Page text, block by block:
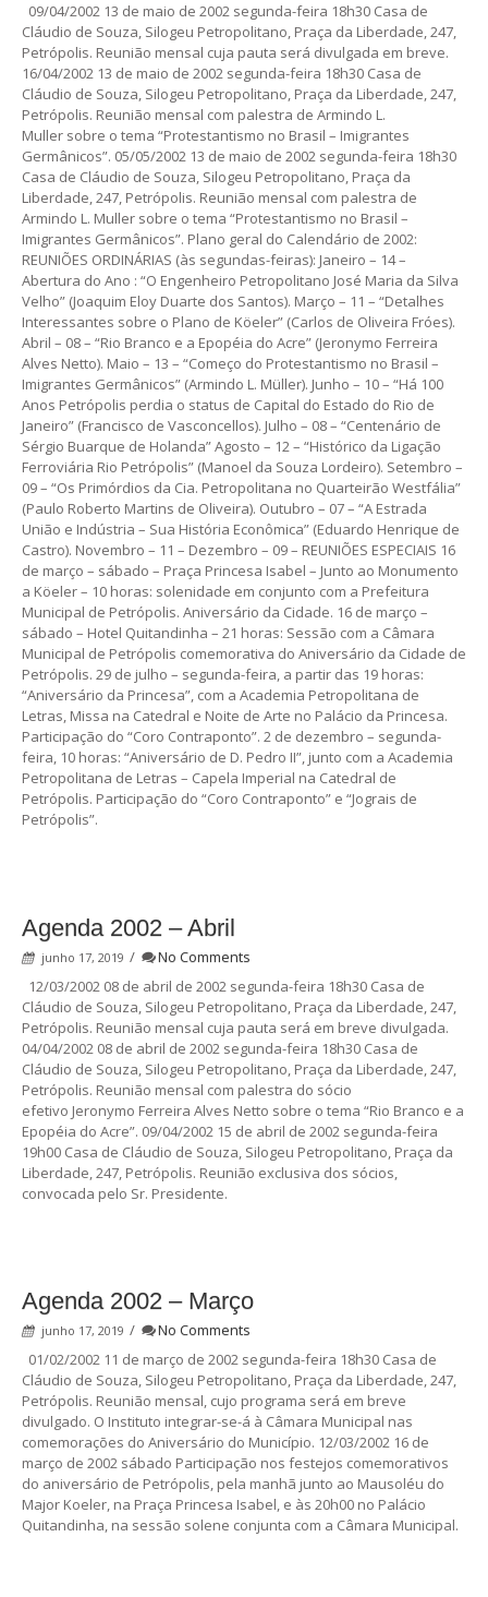
09/04/2002 13 de maio de 2002 segunda-feira 18h30 Casa de
Cláudio de Souza, Silogeu Petropolitano, Praça da Liberdade, 247,
Petrópolis. Reunião mensal cuja pauta será divulgada em breve.
16/04/2002 13 de maio de 2002 segunda-feira 18h30 Casa de
Cláudio de Souza, Silogeu Petropolitano, Praça da Liberdade, 247,
Petrópolis. Reunião mensal com palestra de Armindo L.
Muller sobre o tema “Protestantismo no Brasil – Imigrantes
Germânicos”. 05/05/2002 13 de maio de 2002 segunda-feira 18h30
Casa de Cláudio de Souza, Silogeu Petropolitano, Praça da
Liberdade, 247, Petrópolis. Reunião mensal com palestra de
Armindo L. Muller sobre o tema “Protestantismo no Brasil –
Imigrantes Germânicos”. Plano geral do Calendário de 2002:
REUNIÕES ORDINÁRIAS (às segundas-feiras): Janeiro – 14 –
Abertura do Ano : “O Engenheiro Petropolitano José Maria da Silva
Velho” (Joaquim Eloy Duarte dos Santos). Março – 11 – “Detalhes
Interessantes sobre o Plano de Köeler” (Carlos de Oliveira Fróes).
Abril – 08 – “Rio Branco e a Epopéia do Acre” (Jeronymo Ferreira
Alves Netto). Maio – 13 – “Começo do Protestantismo no Brasil –
Imigrantes Germânicos” (Armindo L. Müller). Junho – 10 – “Há 100
Anos Petrópolis perdia o status de Capital do Estado do Rio de
Janeiro” (Francisco de Vasconcellos). Julho – 08 – “Centenário de
Sérgio Buarque de Holanda” Agosto – 12 – “Histórico da Ligação
Ferroviária Rio Petrópolis” (Manoel da Souza Lordeiro). Setembro –
09 – “Os Primórdios da Cia. Petropolitana no Quarteirão Westfália”
(Paulo Roberto Martins de Oliveira). Outubro – 07 – “A Estrada
União e Indústria – Sua História Econômica” (Eduardo Henrique de
Castro). Novembro – 11 – Dezembro – 09 – REUNIÕES ESPECIAIS 16
de março – sábado – Praça Princesa Isabel – Junto ao Monumento
a Köeler – 10 horas: solenidade em conjunto com a Prefeitura
Municipal de Petrópolis. Aniversário da Cidade. 16 de março –
sábado – Hotel Quitandinha – 21 horas: Sessão com a Câmara
Municipal de Petrópolis comemorativa do Aniversário da Cidade de
Petrópolis. 29 de julho – segunda-feira, a partir das 19 horas:
“Aniversário da Princesa”, com a Academia Petropolitana de
Letras, Missa na Catedral e Noite de Arte no Palácio da Princesa.
Participação do “Coro Contraponto”. 2 de dezembro – segunda-
feira, 10 horas: “Aniversário de D. Pedro II”, junto com a Academia
Petropolitana de Letras – Capela Imperial na Catedral de
Petrópolis. Participação do “Coro Contraponto” e “Jograis de
Petrópolis”.
Agenda 2002 – Abril
junho 17, 2019 /
No Comments
12/03/2002 08 de abril de 2002 segunda-feira 18h30 Casa de
Cláudio de Souza, Silogeu Petropolitano, Praça da Liberdade, 247,
Petrópolis. Reunião mensal cuja pauta será em breve divulgada.
04/04/2002 08 de abril de 2002 segunda-feira 18h30 Casa de
Cláudio de Souza, Silogeu Petropolitano, Praça da Liberdade, 247,
Petrópolis. Reunião mensal com palestra do sócio
efetivo Jeronymo Ferreira Alves Netto sobre o tema “Rio Branco e a
Epopéia do Acre”. 09/04/2002 15 de abril de 2002 segunda-feira
19h00 Casa de Cláudio de Souza, Silogeu Petropolitano, Praça da
Liberdade, 247, Petrópolis. Reunião exclusiva dos sócios,
convocada pelo Sr. Presidente.
Agenda 2002 – Março
junho 17, 2019 /
No Comments
01/02/2002 11 de março de 2002 segunda-feira 18h30 Casa de
Cláudio de Souza, Silogeu Petropolitano, Praça da Liberdade, 247,
Petrópolis. Reunião mensal, cujo programa será em breve
divulgado. O Instituto integrar-se-á à Câmara Municipal nas
comemorações do Aniversário do Município. 12/03/2002 16 de
março de 2002 sábado Participação nos festejos comemorativos
do aniversário de Petrópolis, pela manhã junto ao Mausoléu do
Major Koeler, na Praça Princesa Isabel, e às 20h00 no Palácio
Quitandinha, na sessão solene conjunta com a Câmara Municipal.